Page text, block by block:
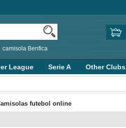
camisola Benfica
League Serie A Other Clubs
futebol online